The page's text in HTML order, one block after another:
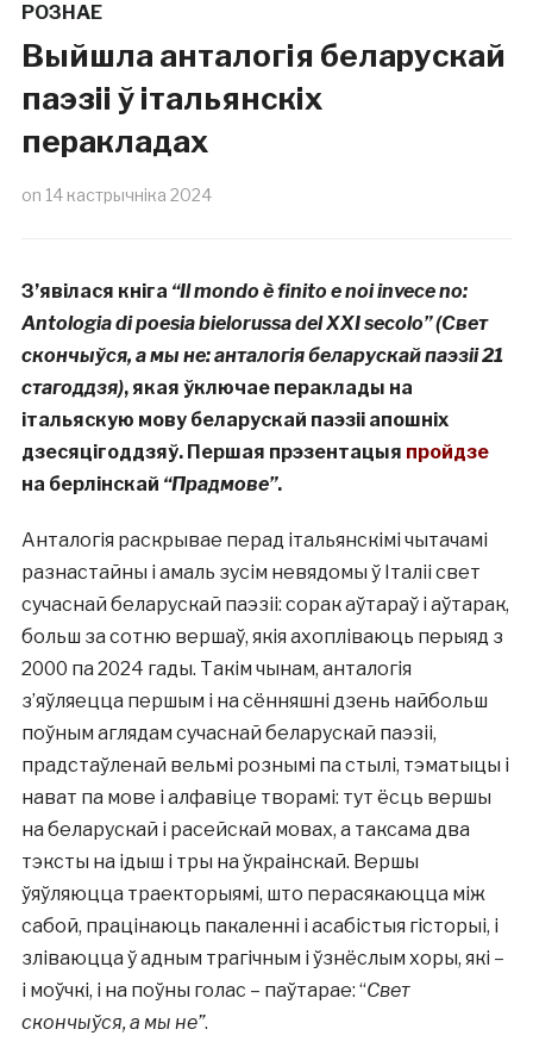
РОЗНАЕ
Выйшла анталогія беларускай
паэзіі ў італьянскіх
перакладах
on 14 кастрычніка 2024
З’явілася кніга “Il mondo è finito e noi invece no:
Antologia di poesia bielorussa del XXI secolo” (Свет
скончыўся, а мы не: анталогія беларускай паэзіі 21
стагоддзя), якая ўключае пераклады на
італьяскую мову беларускай паэзіі апошніх
дзесяцігоддзяў. Першая прэзентацыя пройдзе
на берлінскай “Прадмове”.
Анталогія раскрывае перад італьянскімі чытачамі
разнастайны і амаль зусім невядомы ў Італіі свет
сучаснай беларускай паэзіі: сорак аўтараў і аўтарак,
больш за сотню вершаў, якія ахопліваюць перыяд з
2000 па 2024 гады. Такім чынам, анталогія
з’яўляецца першым і на сённяшні дзень найбольш
поўным аглядам сучаснай беларускай паэзіі,
прадстаўленай вельмі рознымі па стылі, тэматыцы і
нават па мове і алфавіце творамі: тут ёсць вершы
на беларускай і расейскай мовах, а таксама два
тэксты на ідыш і тры на ўкраінскай. Вершы
ўяўляюцца траекторыямі, што перасякаюцца між
сабой, працінаюць пакаленні і асабістыя гісторыі, і
зліваюцца ў адным трагічным і ўзнёслым хоры, які –
і моўчкі, і на поўны голас – паўтарае: “Свет
скончыўся, а мы не”.